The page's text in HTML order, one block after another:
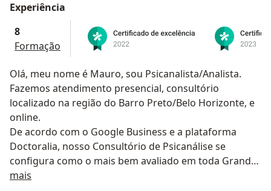
Experiência
8
Formação
Olá, meu nome é Mauro, sou Psicanalista/Analista.
Fazemos atendimento presencial, consultório
localizado na região do Barro Preto/Belo Horizonte, e
online.
De acordo com o Google Business e a plataforma
Doctoralia, nosso Consultório de Psicanálise se
configura como o mais bem avaliado em toda Grande
BH.
mais